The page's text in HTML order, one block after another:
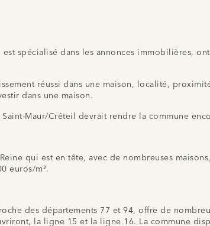
spécialisé dans les annonces immobilières,
réussi dans une maison, localité,
dans une maison.
Maur/Créteil devrait rendre la commune
qui est en tête, avec de nombreuses
euros/m².
des départements 77 et 94, offre de
la ligne 15 et la ligne 16. La commune